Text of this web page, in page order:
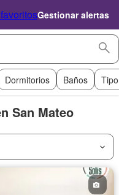
Gestionar alertas
Dormitorios Baños
San Mateo